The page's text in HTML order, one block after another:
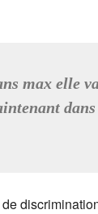
max elle